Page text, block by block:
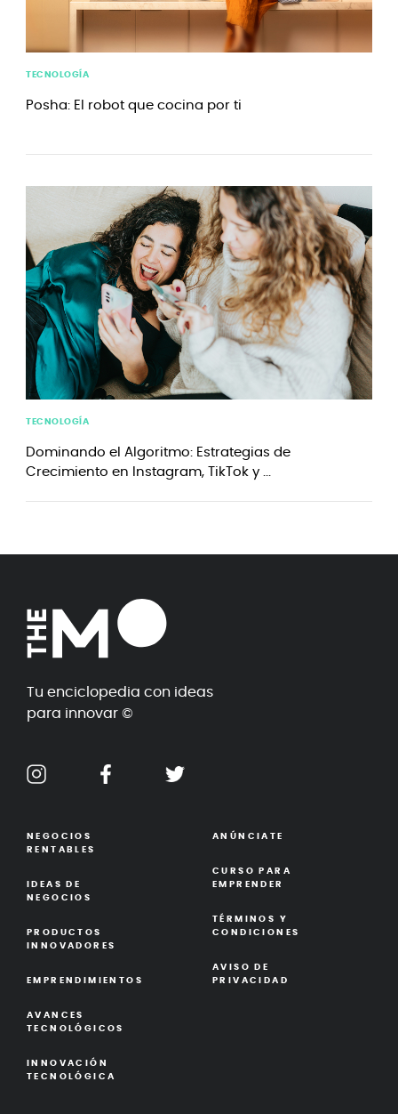
TECNOLOGÍA
Posha: El robot que cocina por ti
TECNOLOGÍA
Dominando el Algoritmo: Estrategias de
Crecimiento en Instagram, TikTok y ...
Tu enciclopedia con ideas
para innovar ©
NEGOCIOS
RENTABLES
IDEAS DE
NEGOCIOS
PRODUCTOS
INNOVADORES
EMPRENDIMIENTOS
AVANCES
TECNOLÓGICOS
INNOVACIÓN
TECNOLÓGICA
ANÚNCIATE
CURSO PARA
EMPRENDER
TÉRMINOS Y
CONDICIONES
AVISO DE
PRIVACIDAD